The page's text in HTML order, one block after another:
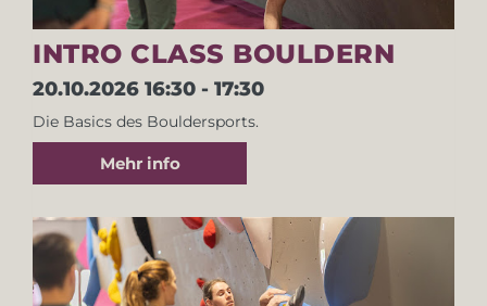
INTRO CLASS BOULDERN
20.10.2026 16:30 - 17:30
Die Basics des Bouldersports.
Mehr info